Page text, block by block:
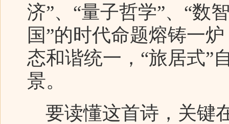
济”、“量子哲学”、“数
国”的时代命题熔铸一
态和谐统一，“旅居式”
景。
要读懂这首诗，关键